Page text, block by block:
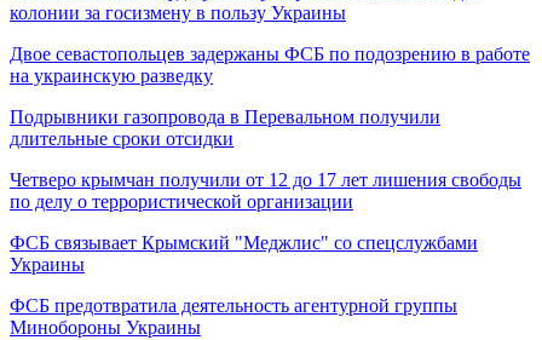
колонии за госизмену в пользу Украины
Двое севастопольцев задержаны ФСБ по подозрению в работе
на украинскую разведку
Подрывники газопровода в Перевальном получили
длительные сроки отсидки
Четверо крымчан получили от 12 до 17 лет лишения свободы
по делу о террористической организации
ФСБ связывает Крымский "Меджлис" со спецслужбами
Украины
ФСБ предотвратила деятельность агентурной группы
Минобороны Украины